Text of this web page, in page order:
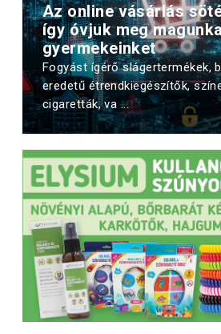
Az online vásárlás
így óvjuk meg
gyermekeinket
Fogyást ígérő slágertermékek,
eredetű étrendkiegészítők,
cigaretták, va ...